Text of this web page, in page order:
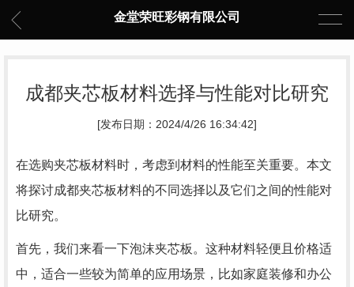
金堂荣旺彩钢有限公司
成都夹芯板材料选择与性能对比研究
[发布日期：2024/4/26 16:34:42]
在选购夹芯板材料时，考虑到材料的性能至关重要。本文
将探讨成都夹芯板材料的不同选择以及它们之间的性能对
比研究。
首先，我们来看一下泡沫夹芯板。这种材料轻便且价格适
中，适合一些较为简单的应用场景，比如家庭装修和办公